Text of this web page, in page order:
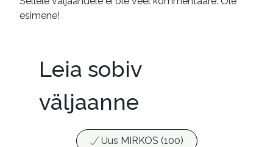
esimene!
Leia sobiv
väljaanne
Uus MIRKOS (100)